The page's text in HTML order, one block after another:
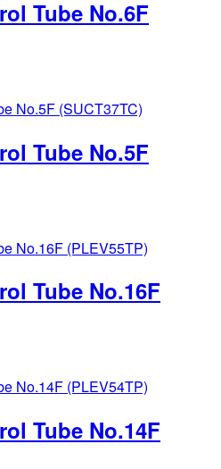
Tube No.6F
Tube No.5F
Tube No.16F
Tube No.14F